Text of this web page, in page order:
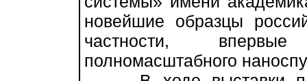
новейшие образцы
частности,
полномасштабного